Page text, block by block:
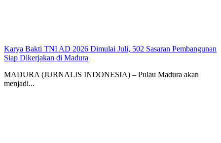
Karya Bakti TNI AD 2026 Dimulai Juli, 502 Sasaran Pembangunan
Siap Dikerjakan di Madura
MADURA (JURNALIS INDONESIA) – Pulau Madura akan
menjadi...